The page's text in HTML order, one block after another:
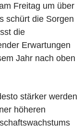
Freitag um über
schürt die Sorgen
die
Erwartungen
Jahr nach oben
stärker werden
höheren